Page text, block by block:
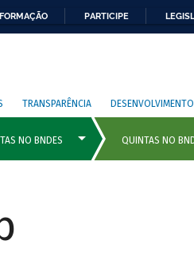
PARTICIPE
TRANSPARÊNCIA